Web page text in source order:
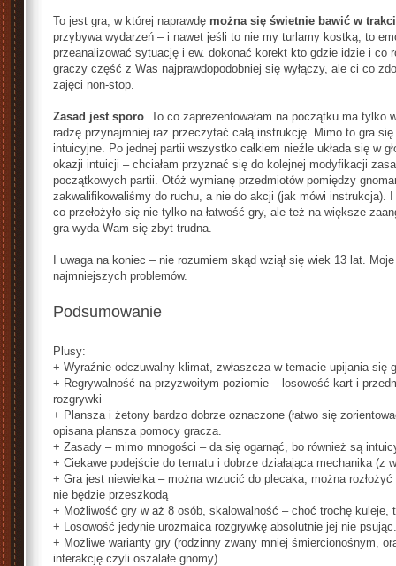
To jest gra, w której naprawdę można się świetnie bawić w
przybywa wydarzeń – i nawet jeśli to nie my turlamy kostką, to
przeanalizować sytuację i ew. dokonać korekt kto gdzie idzie i co
graczy część z Was najprawdopodobniej się wyłączy, ale ci co
zajęci non-stop.
Zasad jest sporo. To co zaprezentowałam na początku ma tylko
radzę przynajmniej raz przeczytać całą instrukcję. Mimo to gra
intuicyjne. Po jednej partii wszystko całkiem nieźle układa się w
okazji intuicji – chciałam przyznać się do kolejnej modyfikacji
początkowych partii. Otóż wymianę przedmiotów pomiędzy
zakwalifikowaliśmy do ruchu, a nie do akcji (jak mówi instrukcja). I
co przełożyło się nie tylko na łatwość gry, ale też na większe
gra wyda Wam się zbyt trudna.
I uwaga na koniec – nie rozumiem skąd wziął się wiek 13 lat.
najmniejszych problemów.
Podsumowanie
Plusy:
+ Wyraźnie odczuwalny klimat, zwłaszcza w temacie upijania się
+ Regrywalność na przyzwoitym poziomie – losowość kart i
rozgrywki
+ Plansza i żetony bardzo dobrze oznaczone (łatwo się
opisana plansza pomocy gracza.
+ Zasady – mimo mnogości – da się ogarnąć, bo również są
+ Ciekawe podejście do tematu i dobrze działająca mechanika (z
+ Gra jest niewielka – można wrzucić do plecaka, można
nie będzie przeszkodą
+ Możliwość gry w aż 8 osób, skalowalność – choć trochę kuleje,
+ Losowość jedynie urozmaica rozgrywkę absolutnie jej nie psując.
+ Możliwe warianty gry (rodzinny zwany mniej śmiercionośnym,
interakcję czyli oszalałe gnomy)